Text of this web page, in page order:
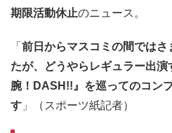
期限活動休止のニュース。
「 前日からマスコミの間では
たが、どうやらレギュラー出
腕！DASH!!』を巡ってのコン
す 」（スポーツ紙記者）